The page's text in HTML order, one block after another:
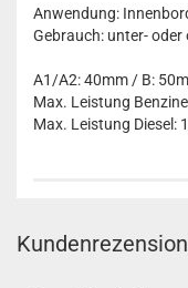
Anwendung:
Gebrauch: unter- oder
A1/A2: 40mm / B:
Max. Leistung
Max. Leistung Diesel: